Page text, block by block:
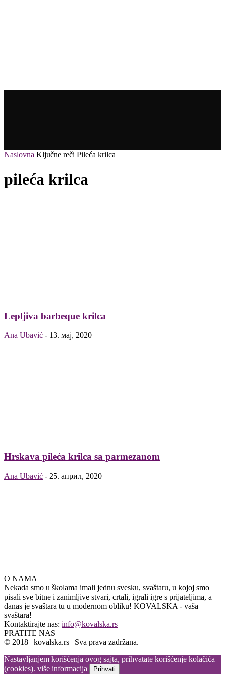
Naslovna Ključne reči Pileća krilca
pileća krilca
Lepljiva barbeque krilca
Ana Ubavić - 13. мај, 2020
Hrskava pileća krilca sa parmezanom
Ana Ubavić - 25. април, 2020
O NAMA
Nekada smo u školama imali jednu svesku, svaštaru, u kojoj smo
pisali sve bitne i zanimljive stvari, crtali, igrali igre s prijateljima, a
danas je svaštara tu u modernom obliku! KOVALSKA - vaša
svaštara!
Kontaktirajte nas: info@kovalska.rs
PRATITE NAS
© 2018 | kovalska.rs | Sva prava zadržana.
Nastavljanjem korišćenja ovog sajta, prihvatate korišćenje kolačića
(cookies). više informacija Prihvati